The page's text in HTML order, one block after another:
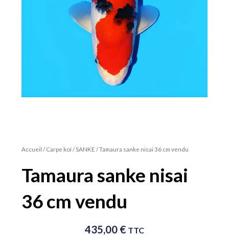
Accueil /Carpe koï/SANKE / Tamaura sanke nisai 36 cm vendu
Tamaura sanke nisai
36 cm vendu
435,00 € TTC